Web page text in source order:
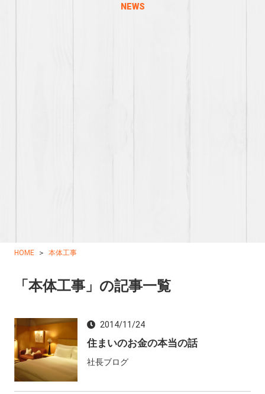
NEWS
HOME 本体工事
「本体工事」の記事一覧
2014/11/24
住まいのお金の本当の話
社長ブログ